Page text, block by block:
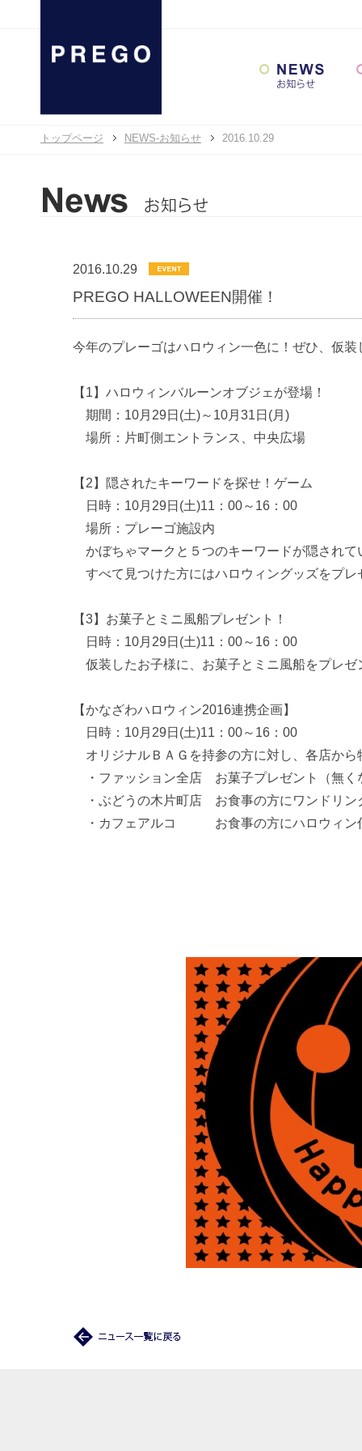
トップページ NEWS-お知らせ 2016.10.29
2016.10.29
PREGO HALLOWEEN開催！
今年のプレーゴはハロウィン一色に！ぜひ、仮
【1】ハロウィンバルーンオブジェが登場！
期間：10月29日(土)～10月31日(月)
場所：片町側エントランス、中央広場
【2】隠されたキーワードを探せ！ゲーム
日時：10月29日(土)11：00～16：00
場所：プレーゴ施設内
かぼちゃマークと５つのキーワードが隠されて
すべて見つけた方にはハロウィングッズをプレ
【3】お菓子とミニ風船プレゼント！
日時：10月29日(土)11：00～16：00
仮装したお子様に、お菓子とミニ風船をプレゼ
【かなざわハロウィン2016連携企画】
日時：10月29日(土)11：00～16：00
オリジナルＢＡＧを持参の方に対し、各店から
・ファッション全店 お菓子プレゼント（無く
・ぶどうの木片町店 お食事の方にワンドリン
・カフェアルコ お食事の方にハロウィン仕